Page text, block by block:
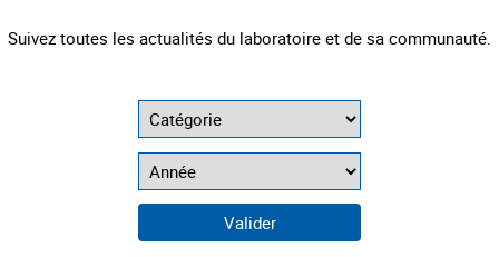
Suivez toutes les actualités du laboratoire et de sa communauté.